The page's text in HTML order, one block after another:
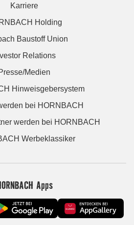
Karriere
Holding
Baustoff Union
Relations
Medien
Hinweisgebersystem
bei HORNBACH
werden bei HORNBACH
Werbeklassiker
Apps